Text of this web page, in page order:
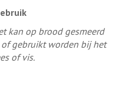
kan op brood gesmeerd
gebruikt worden bij het
of vis.